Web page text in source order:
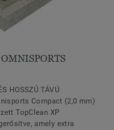
HOSSZÚ TÁVÚ
Compact (2,0 mm)
TopClean XP
amely extra